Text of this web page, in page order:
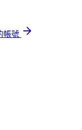
帳號